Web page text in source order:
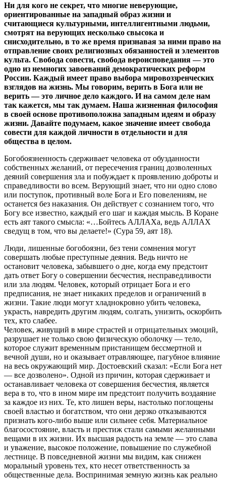
Ни для кого не секрет, что многие неверующие,
ориентированные на западный образ жизни и
считающиеся культурными, интеллигентными людьми,
смотрят на верующих несколько свысока и
снисходительно, в то же время признавая за ними право на
отправление своих религиозных обязанностей и элементов
культа. Свобода совести, свобода вероисповедания — это
одно из немногих завоеваний демократических реформ
России. Каждый имеет право выбора мировоззренческих
взглядов на жизнь. Мы говорим, верить в Бога или не
верить — это личное дело каждого. И на самом деле нам
так кажется, мы так думаем. Наша жизненная философия
в своей основе противоположна западным идеям и образу
жизни. Давайте подумаем, какое значение имеет свобода
совести для каждой личности в отдельности и для
общества в целом.
Богобоязненность сдерживает человека от обузданности
собственных желаний, от пересечения границ дозволенных
деяний совершения зла и побуждает к проявлению доброты и
справедливости во всем. Верующий знает, что ни одно слово
или поступок, противный воле Бога и Его повелениям, не
останется без наказания. Он действует с сознанием того, что
Богу все известно, каждый его шаг и каждая мысль. В Коране
есть аят такого смысла: «…Бойтесь АЛЛАХа, ведь АЛЛАХ
сведущ в том, что вы делаете!» (Сура 59, аят 18).
Люди, лишенные богобоязни, без тени сомнения могут
совершать любые преступные деяния. Ведь ничто не
остановит человека, забывшего о дне, когда ему предстоит
дать ответ Богу о совершении бесчестия, несправедливости
или зла людям. Человек, который отрицает Бога и его
предписания, не знает никаких пределов и ограничений в
жизни. Такие люди могут хладнокровно убить человека,
украсть, навредить другим людям, солгать, унизить, оскорбить
тех, кто слабее.
Человек, живущий в мире страстей и отрицательных эмоций,
разрушает не только свою физическую оболочку — тело,
которое служит временным пристанищем бессмертной и
вечной души, но и оказывает отравляющее, пагубное влияние
на весь окружающий мир. Достоевский сказал: «Если Бога нет
— все дозволено». Одной из причин, которая сдерживает и
останавливает человека от совершения бесчестия, является
вера в то, что в ином мире им предстоит получить воздаяние
за каждое из них. Те, кто лишен веры, настолько поглощены
своей властью и богатством, что они дерзко отказываются
признать кого-либо выше или сильнее себя. Материальное
благосостояние, власть и престиж стали самыми желанными
вещами в их жизни. Их высшая радость на земле — это слава
и уважение, высокое положение, повышение по служебной
лестнице. В повседневной жизни мы видим, как снижен
моральный уровень тех, кто несет ответственность за
общественные дела. Воспринимая земную жизнь как реально